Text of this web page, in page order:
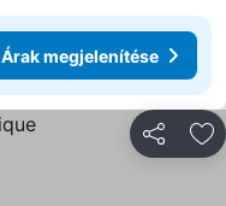
Árak megjelenítése